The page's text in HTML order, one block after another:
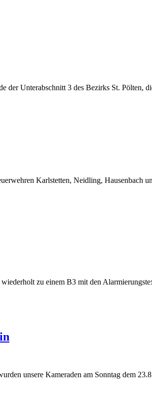
der Unterabschnitt 3 des Bezirks St. Pölten,
Karlstetten, Neidling, Hausenbach
zu einem B3 mit den
unsere Kameraden am Sonntag dem